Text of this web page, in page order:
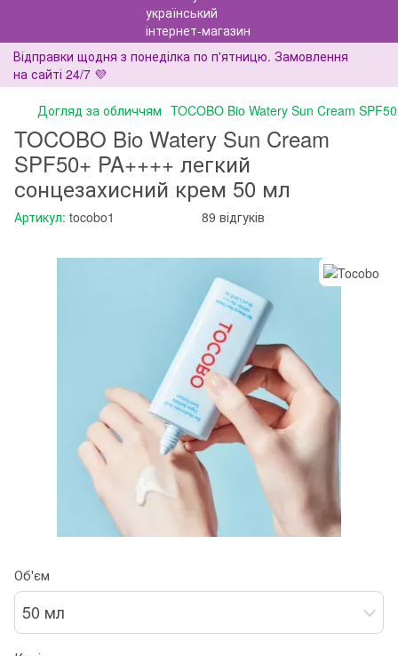
Відправки щодня з понеділка по п'ятницю. Замовлення
на сайті 24/7 💜
Догляд за обличчям TOCOBO Bio Watery Sun Cream
TOCOBO Bio Watery Sun Cream
SPF50+ PA++++ легкий
сонцезахисний крем 50 мл
Артикул: tocobo1 89 відгуків
Об'єм
50 мл